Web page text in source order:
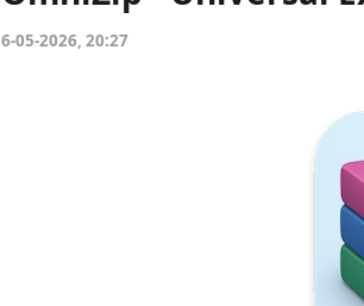
6-05-2026, 20:27